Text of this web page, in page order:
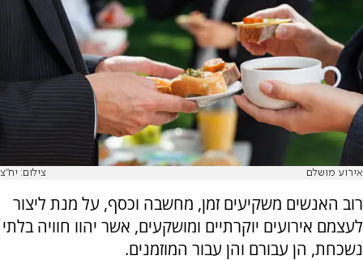
אירוע מושלם צילום: יח"צ
רוב האנשים משקיעים זמן, מחשבה וכסף, על מנת ליצור
לעצמם אירועים יוקרתיים ומושקעים, אשר יהוו חוויה בלתי
נשכחת, הן עבורם והן עבור המוזמנים.